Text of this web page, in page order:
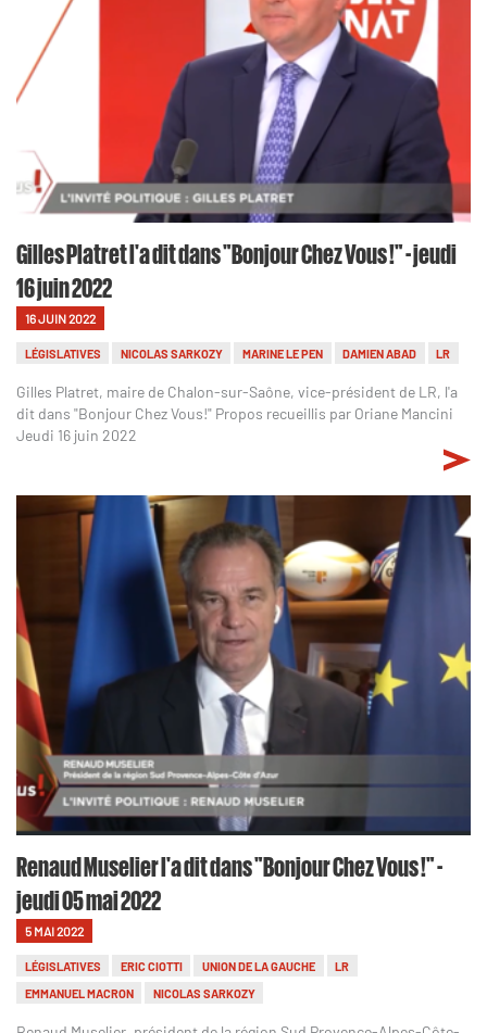
Gilles Platret l'a dit dans "Bonjour Chez Vous !" - jeudi
16 juin 2022
16 JUIN 2022
LÉGISLATIVES NICOLAS SARKOZY MARINE LE PEN DAMIEN ABAD LR
Gilles Platret, maire de Chalon-sur-Saône, vice-président de LR, l'a
dit dans "Bonjour Chez Vous!" Propos recueillis par Oriane Mancini
Jeudi 16 juin 2022
Renaud Muselier l'a dit dans "Bonjour Chez Vous !" -
jeudi 05 mai 2022
5 MAI 2022
LÉGISLATIVES ERIC CIOTTI UNION DE LA GAUCHE
LR
EMMANUEL MACRON
NICOLAS SARKOZY